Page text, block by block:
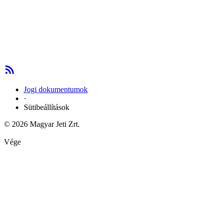
Jogi dokumentumok
·
Sütibeállítások
© 2026 Magyar Jeti Zrt.
Vége